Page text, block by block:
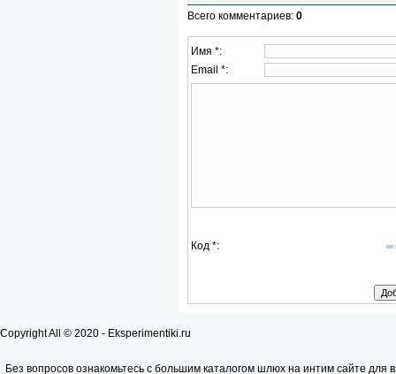
Всего комментариев: 0
Имя *:
Email *:
Код *:
Copyright All © 2020 - Eksperimentiki.ru
Без вопросов ознакомьтесь с большим каталогом шлюх на интим сайте для